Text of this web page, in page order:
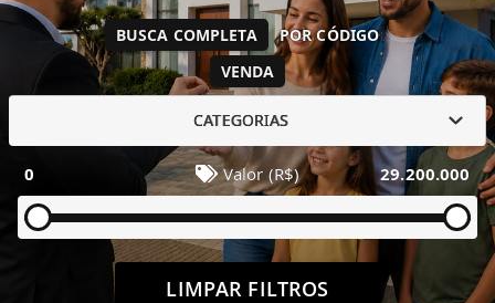
VENDA
BUSCA COMPLETA POR CÓDIGO
CATEGORIAS
0 Valor (R$) 29.200.000
LIMPAR FILTROS